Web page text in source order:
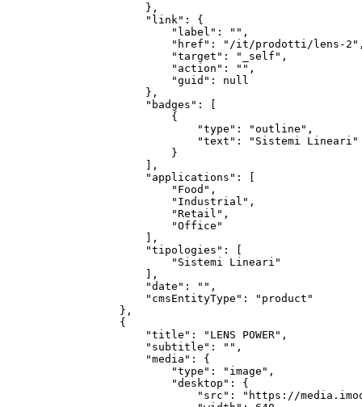
        },
        "link": {
            "label": "",
"href": "/it/prodotti/lens-
            "target": "_self",
            "action": "",
            "guid": null
        },
        "badges": [
            {
                "type": "outline",
                "text": "Sistemi Lineari"
            }
        ],
        "applications": [
            "Food",
            "Industrial",
            "Retail",
            "Office"
        ],
        "tipologies": [
            "Sistemi Lineari"
        ],
        "date": "",
        "cmsEntityType": "product"
    },
    {
        "title": "LENS POWER",
        "subtitle": "",
        "media": {
            "type": "image",
            "desktop": {
"src": "https://